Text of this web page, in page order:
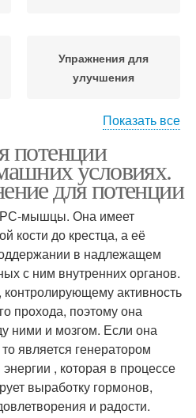
Упражнения для
улучшения
массажа
Упражнения для
быстрого поднятия
Физические упражнения
Основные упражнения
Показать все
потенции
условиях.
для потенции
РС-мышцы. Она имеет
кости до крестца, а её
в надлежащем
с ним внутренних органов.
активность
прохода, поэтому она
ними и мозгом. Если она
является генератором
, которая в процессе
выработку гормонов,
и радости.